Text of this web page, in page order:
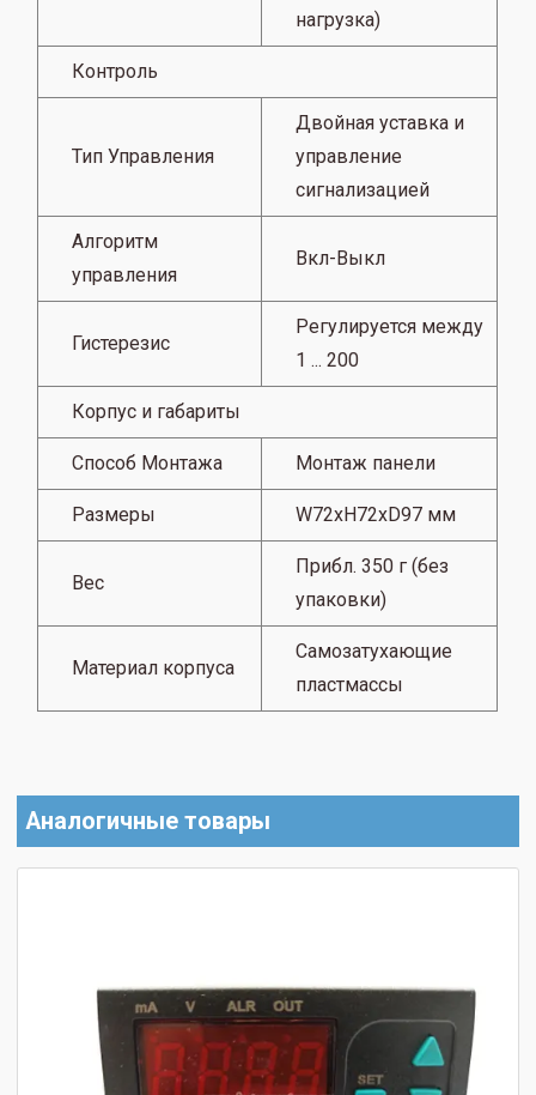
нагрузка)
Контроль
Тип Управления
Двойная уставка и
управление
сигнализацией
Алгоритм
управления
Вкл-Выкл
Гистерезис
Регулируется между
1 ... 200
Корпус и габариты
Способ Монтажа Монтаж панели
Размеры W72xH72xD97 мм
Вес
Прибл. 350 г (без
упаковки)
Материал корпуса
Самозатухающие
пластмассы
Аналогичные товары